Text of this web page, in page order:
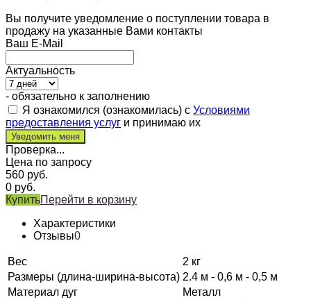
Вы получите уведомление о поступлении товара в
продажу на указанные Вами контакты
Ваш E-Mail
Актуальность
- обязательно к заполнению
Я ознакомился (ознакомилась) с Условиями
предоставления услуг и принимаю их
Проверка...
Цена по запросу
560 руб.
0 руб.
КупитьПерейти в корзину
Характеристики
Отзывы0
Вес
2 кг
Размеры (длина-ширина-высота) 2.4 м - 0,6 м - 0,5 м
Материал дуг
Металл